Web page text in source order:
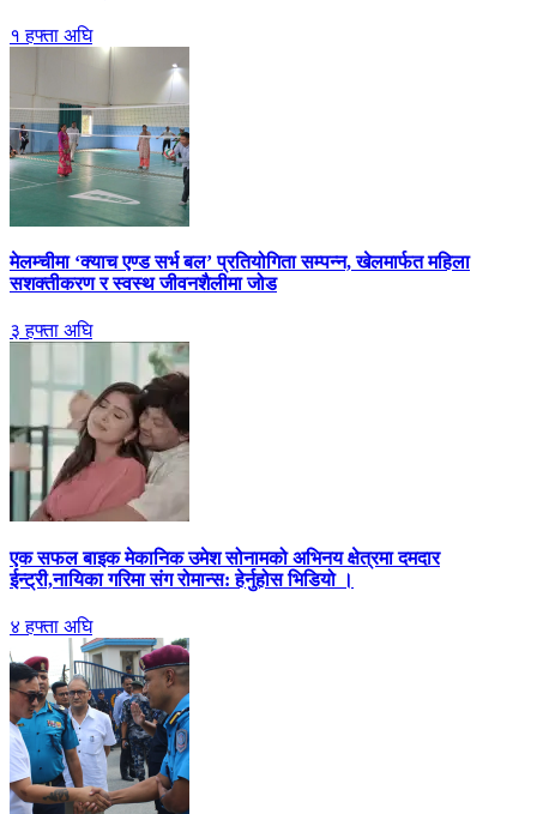
१ हफ्ता अघि
मेलम्चीमा ‘क्याच एण्ड सर्भ बल’ प्रतियोगिता सम्पन्न, खेलमार्फत महिला
सशक्तीकरण र स्वस्थ जीवनशैलीमा जोड
३ हफ्ता अघि
एक सफल बाइक मेकानिक उमेश सोनामको अभिनय क्षेत्रमा दमदार
ईन्ट्री,नायिका गरिमा संग रोमान्स: हेर्नुहोस भिडियो ।
४ हफ्ता अघि